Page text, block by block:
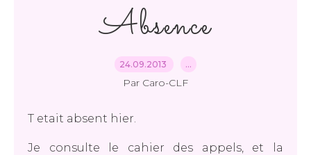
Absence
24.09.2013 …
Par Caro-CLF
T etait absent hier.
Je consulte le cahier des appels, et la